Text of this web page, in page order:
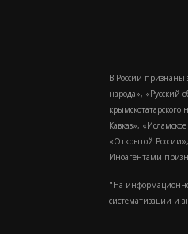
В России признаны
народа»,
Кавказ»,
«Открытой
Иноагентами
"На
систематизации и